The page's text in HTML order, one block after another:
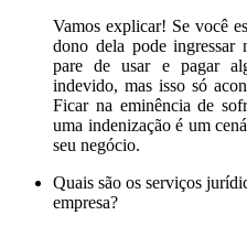
Vamos explicar! Se você
dono dela pode ingressar
pare de usar e pagar
indevido, mas isso só
Ficar na eminência de
uma indenização é um
seu negócio.
Quais são os serviços
empresa?